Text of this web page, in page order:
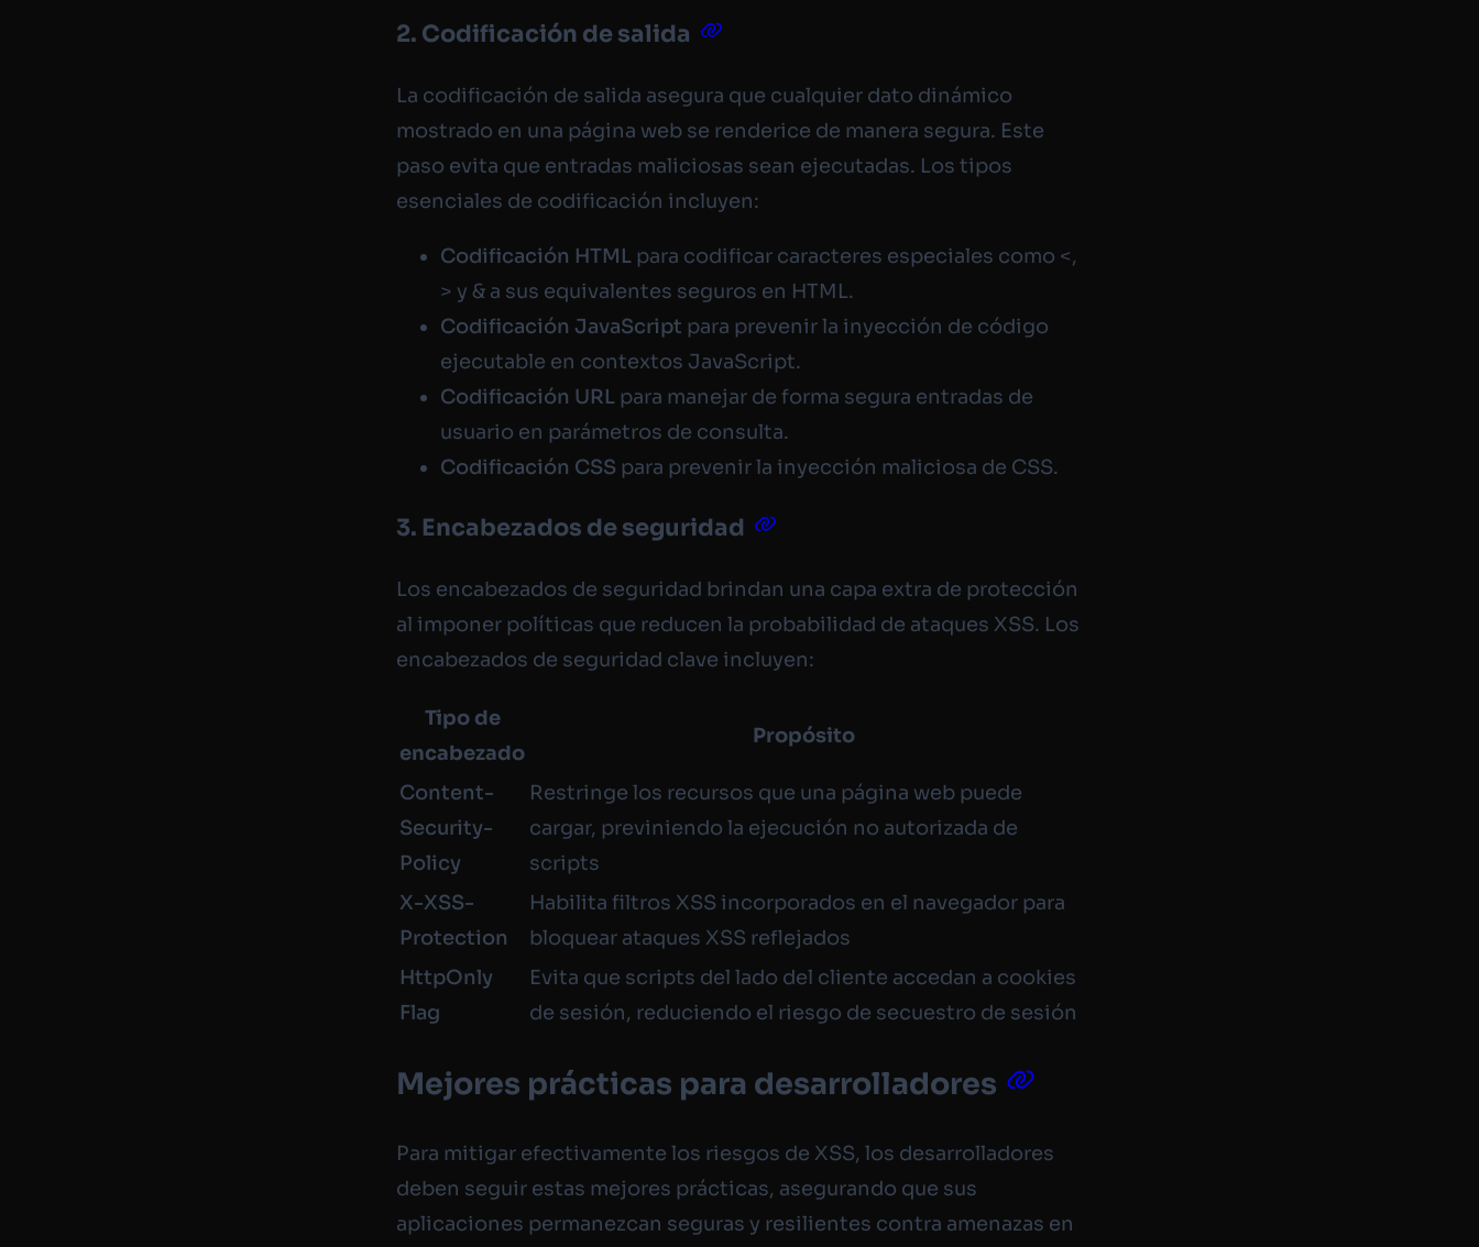
2. Codificación de salida
La codificación de salida asegura que cualquier dato dinámico
mostrado en una página web se renderice de manera segura. Este
paso evita que entradas maliciosas sean ejecutadas. Los tipos
esenciales de codificación incluyen:
Codificación HTML para codificar caracteres especiales como <,
> y& a sus equivalentes seguros en HTML.
Codificación JavaScript para prevenir la inyección de código
ejecutable en contextos JavaScript.
Codificación URL para manejar de forma segura entradas de
usuario en parámetros de consulta.
Codificación CSS para prevenir la inyección maliciosa de CSS.
3. Encabezados de seguridad
Los encabezados de seguridad brindan una capa extra de protección
al imponer políticas que reducen la probabilidad de ataques XSS. Los
encabezados de seguridad clave incluyen:
Tipo de
encabezado
Propósito
Content-
Security-
Policy
Restringe los recursos que una página web puede
cargar, previniendo la ejecución no autorizada de
scripts
X-XSS-
Protection
Habilita filtros XSS incorporados en el navegador para
bloquear ataques XSS reflejados
HttpOnly
Flag
Evita que scripts del lado del cliente accedan a cookies
de sesión, reduciendo el riesgo de secuestro de sesión
Mejores prácticas para desarrolladores
Para mitigar efectivamente los riesgos de XSS, los desarrolladores
deben seguir estas mejores prácticas, asegurando que sus
aplicaciones permanezcan seguras y resilientes contra amenazas en